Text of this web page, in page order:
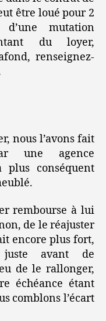
être loué pour 2
mutation
du loyer,
renseignez-
nous l’avons fait
une agence
conséquent
rembourse à lui
de le réajuster
encore plus fort,
juste avant de
de le rallonger,
échéance étant
comblons l’écart